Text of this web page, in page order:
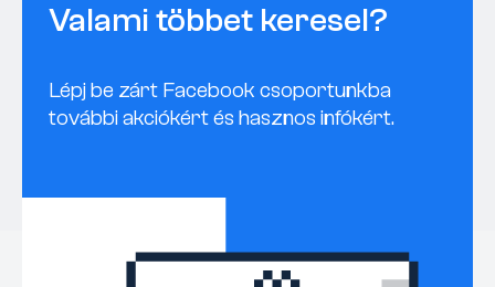
Valami többet keresel?
Lépj be zárt Facebook csoportunkba
további akciókért és hasznos infókért.